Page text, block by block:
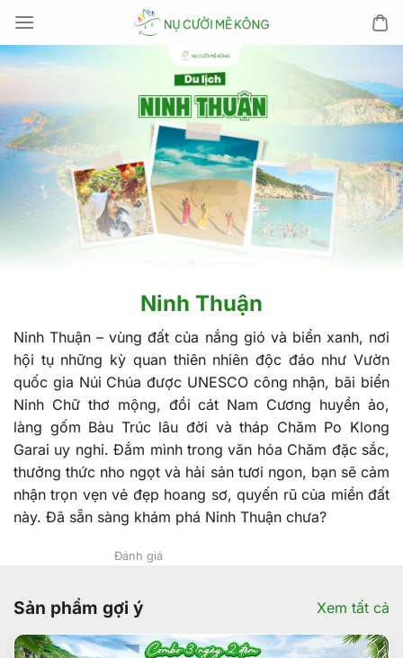
đến
nội
Ninh Thuận
Ninh Thuận – vùng đất của nắng gió và biển xanh, nơi
hội tụ những kỳ quan thiên nhiên độc đáo như Vườn
quốc gia Núi Chúa được UNESCO công nhận, bãi biển
Ninh Chữ thơ mộng, đồi cát Nam Cương huyền ảo,
làng gốm Bàu Trúc lâu đời và tháp Chăm Po Klong
Garai uy nghi. Đắm mình trong văn hóa Chăm đặc sắc,
thưởng thức nho ngọt và hải sản tươi ngon, bạn sẽ cảm
nhận trọn vẹn vẻ đẹp hoang sơ, quyến rũ của miền đất
này. Đã sẵn sàng khám phá Ninh Thuận chưa?
Đánh giá
Sản phẩm gợi ý Xem tất cả